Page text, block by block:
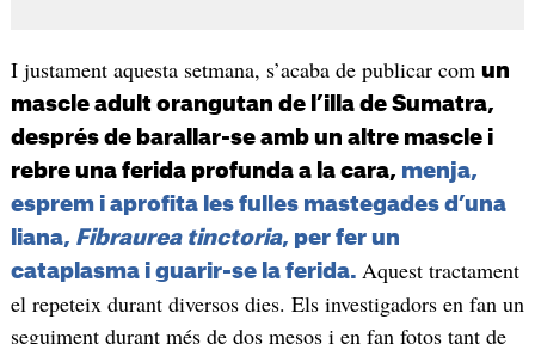
I justament aquesta setmana, s’acaba de publicar com un
mascle adult orangutan de l’illa de Sumatra,
després de barallar-se amb un altre mascle i
rebre una ferida profunda a la cara, menja,
esprem i aprofita les fulles mastegades d’una
liana, Fibraurea tinctoria, per fer un
cataplasma i guarir-se la ferida. Aquest tractament
el repeteix durant diversos dies. Els investigadors en fan un
seguiment durant més de dos mesos i en fan fotos tant de